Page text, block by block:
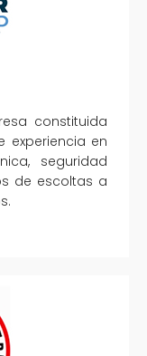
constituida
experiencia en
seguridad
de escoltas a